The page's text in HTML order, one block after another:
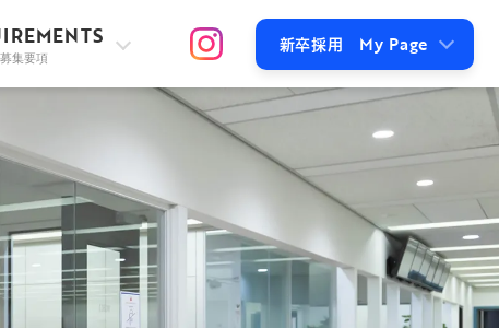
募集要項
新卒採用 My Page